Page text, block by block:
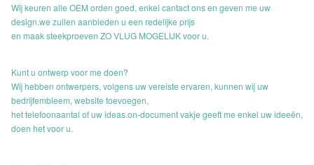
Wij keuren alle OEM orden goed, enkel cantact ons en geven me uw
design.we zullen aanbieden u een redelijke prijs
en maak steekproeven ZO VLUG MOGELIJK voor u.
Kunt u ontwerp voor me doen?
Wij hebben ontwerpers, volgens uw vereiste ervaren, kunnen wij uw
bedrijfembleem, website toevoegen,
het telefoonaantal of uw ideas.on-document vakje geeft me enkel uw ideeën,
doen het voor u.